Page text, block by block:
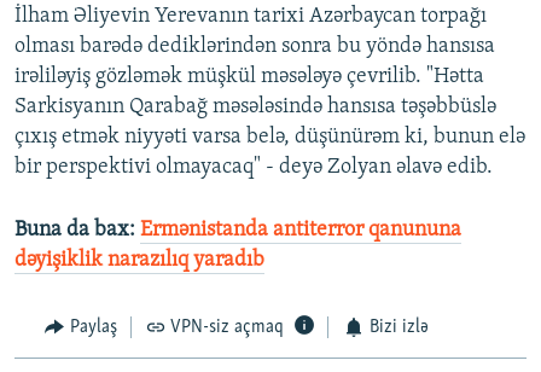
İlham Əliyevin Yerevanın tarixi Azərbaycan torpağı
olması barədə dediklərindən sonra bu yöndə hansısa
irəliləyiş gözləmək müşkül məsələyə çevrilib. "Hətta
Sarkisyanın Qarabağ məsələsində hansısa təşəbbüslə
çıxış etmək niyyəti varsa belə, düşünürəm ki, bunun elə
bir perspektivi olmayacaq" - deyə Zolyan əlavə edib.
Buna da bax: Ermənistanda antiterror qanununa
dəyişiklik narazılıq yaradıb
Paylaş VPN-siz açmaq Bizi izlə